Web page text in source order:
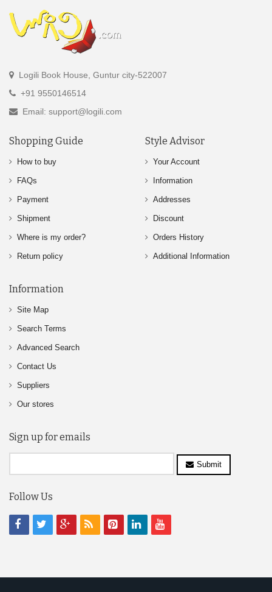
Logili Book House, Guntur city-522007
+91 9550146514
Email: support@logili.com
Shopping Guide
How to buy
FAQs
Payment
Shipment
Where is my order?
Return policy
Style Advisor
Your Account
Information
Addresses
Discount
Orders History
Additional Information
Information
Site Map
Search Terms
Advanced Search
Contact Us
Suppliers
Our stores
Sign up for emails
Submit
Follow Us